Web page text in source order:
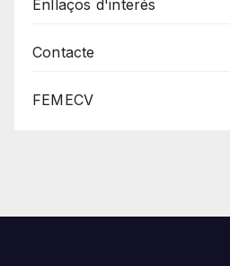
Enllaços d'interés
Contacte
FEMECV